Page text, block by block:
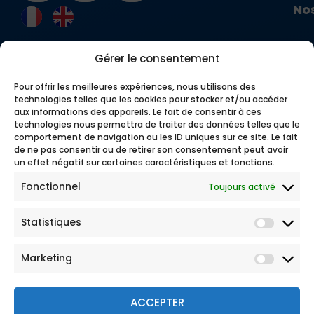
Gérer le consentement
Pour offrir les meilleures expériences, nous utilisons des
technologies telles que les cookies pour stocker et/ou accéder
aux informations des appareils. Le fait de consentir à ces
technologies nous permettra de traiter des données telles que le
comportement de navigation ou les ID uniques sur ce site. Le fait
de ne pas consentir ou de retirer son consentement peut avoir
un effet négatif sur certaines caractéristiques et fonctions.
Fonctionnel Toujours activé
Statistiques
Marketing
ACCEPTER
internationaux ont accès à une assurance
spécifiquement conçue pour leurs besoins. Les
principaux avantages incluent :
sont disponibles à tout moment pour
intervenir en cas de besoin, quel que soit
votre lieu de résidence temporaire.
Une expertise reconnue: Forte de
nombreuses années d’expérience dans le
domaine de l’assurance voyage, AVA
propose des solutions fiables et adaptées.
Une couverture complète et personnalisable
options modulables permettent une
Une conformité simplifiée
: Souscrire à l’AVA
rapide par les autorités compétentes pour